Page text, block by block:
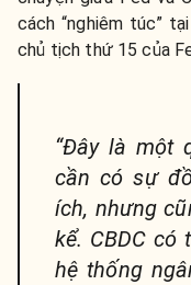
cách “nghiêm túc”
chủ tịch thứ 15 của
“Đây là một
cần có sự
ích, nhưng
kể. CBDC có
hệ thống